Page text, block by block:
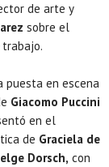
de arte y
sobre el
puesta en escena
Giacomo Puccini
en el
de Graciela de
Dorsch, con